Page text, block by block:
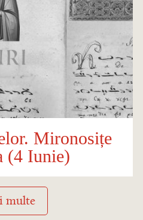
Mironosițe
(4 Iunie)
multe